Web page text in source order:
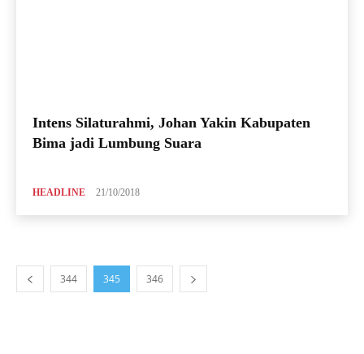
Intens Silaturahmi, Johan Yakin Kabupaten
Bima jadi Lumbung Suara
HEADLINE 21/10/2018
344 345 346